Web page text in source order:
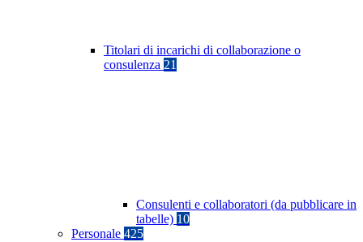
Titolari di incarichi di collaborazione o
consulenza 21
Consulenti e collaboratori (da pubblicare in
tabelle) 10
Personale 425